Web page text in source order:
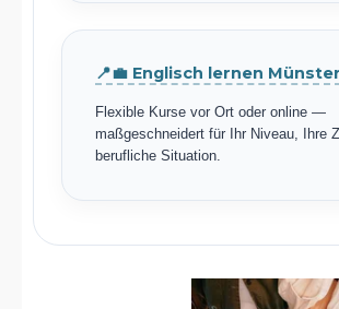
📍💼 Englisch lernen Münster
Flexible Kurse vor Ort oder online —
maßgeschneidert für Ihr Niveau, Ihre
berufliche Situation.